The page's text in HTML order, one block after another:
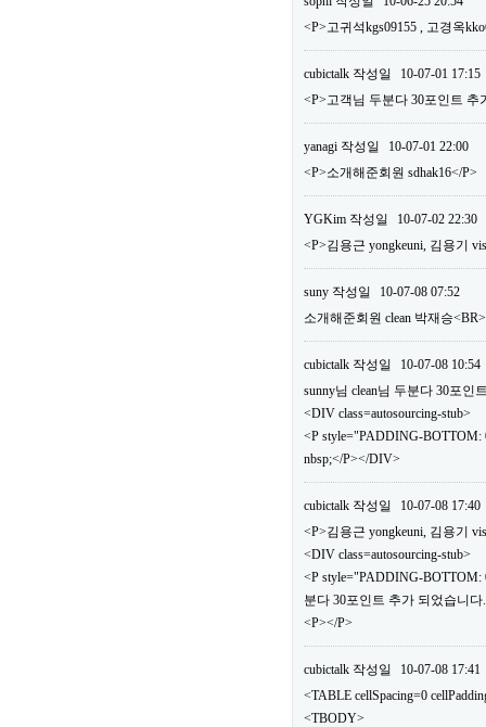
<P>고귀석kgs09155 , 고경옥
cubictalk 작성일
10-07-01 17:15
<P>고객님 두분다 30포인트 추
yanagi 작성일
10-07-01 22:00
<P>소개해준회원 sdhak16</P>
YGKim 작성일
10-07-02 22:30
<P>김용근 yongkeuni, 김용기
suny 작성일
10-07-08 07:52
소개해준회원 clean 박재승
cubictalk 작성일
10-07-08 10:54
sunny님 clean님 두분다 30포
<DIV class=autosourcing-stub>
<P style="PADDING-
nbsp;</P></DIV>
cubictalk 작성일
10-07-08 17:40
<P>김용근 yongkeuni, 김용기
<DIV class=autosourcing-stub>
<P style="PADDING-
분다 30포인트 추가 되었습니
<P></P>
cubictalk 작성일
10-07-08 17:41
<TABLE cellSpacing=0
<TBODY>